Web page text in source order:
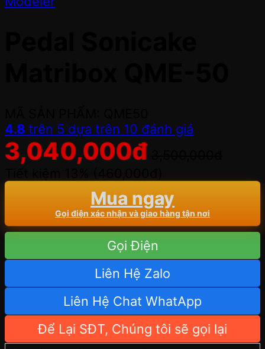
4.8 trên 5 dựa trên 10 đánh giá
3,040,000đ
Mua ngay
Gọi điện xác nhận và giao hàng tận nơi
Gọi Điện
Liên Hệ Zalo
Liên Hệ Chat WhatApp
Để Lại SĐT, Chúng tôi sẽ gọi lại